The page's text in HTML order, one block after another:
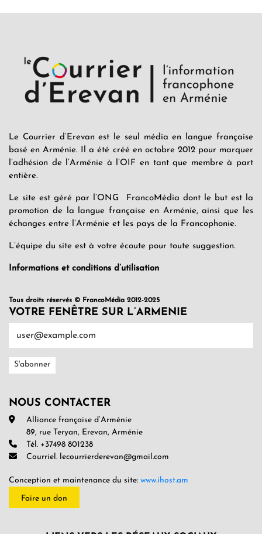
Le Courrier d’Erevan est le seul média en langue française
basé en Arménie. Il a été créé en octobre 2012 pour marquer
l’adhésion de l’Arménie à l’OIF en tant que membre à part
entière.
Le site est géré par l’ONG FrancoMédia dont le but est la
promotion de la langue française en Arménie, ainsi que les
échanges entre l’Arménie et les pays de la Francophonie.
L’équipe du site est à votre écoute pour toute suggestion.
Informations et conditions d’utilisation
Tous droits réservés © FrancoMédia 2012-2025
VOTRE FENÊTRE SUR L’ARMENIE
NOUS CONTACTER
Alliance française d’Arménie
89, rue Teryan, Erevan, Arménie
Tél. +37498 801238
Courriel. lecourrierderevan@gmail.com
Conception et maintenance du site: www.ihost.am
Faire un don